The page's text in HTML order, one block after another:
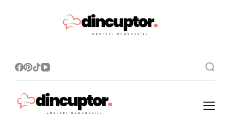
memorabile!
Dincuptor.ro
Rețete simple, gusturi